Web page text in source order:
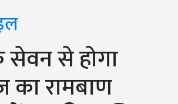
से होगा
का रामबाण